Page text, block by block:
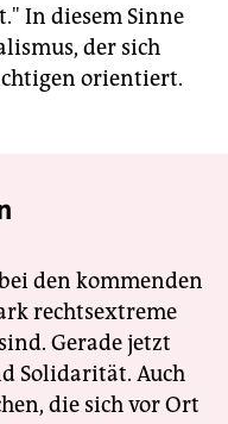
In diesem Sinne
der sich
orientiert.
den kommenden
rechtsextreme
Gerade jetzt
Solidarität. Auch
die sich vor Ort